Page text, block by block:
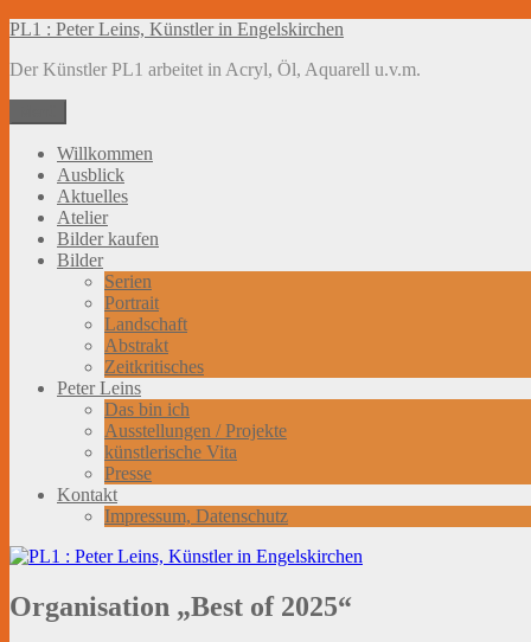
Zum
springen
PL1 : Peter Leins, Künstler in Engelskirchen
Der Künstler PL1 arbeitet in Acryl, Öl, Aquarell u.v.m.
Willkommen
Ausblick
Aktuelles
Atelier
Bilder kaufen
Bilder
Serien
Portrait
Landschaft
Abstrakt
Zeitkritisches
Peter Leins
Das bin ich
Ausstellungen / Projekte
künstlerische Vita
Presse
Kontakt
Impressum, Datenschutz
Organisation „Best of 2025“